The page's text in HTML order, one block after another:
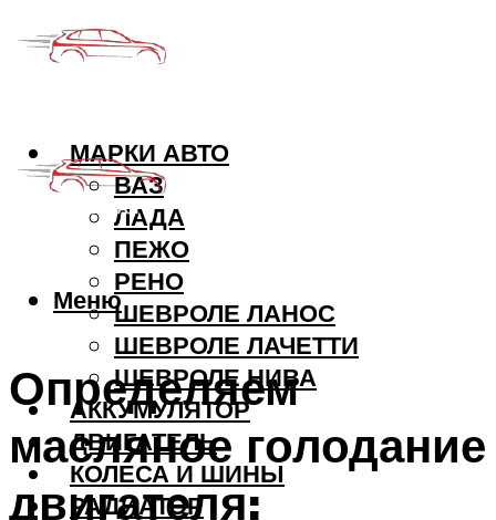
МАРКИ АВТО
ВАЗ
ЛАДА
ПЕЖО
РЕНО
ШЕВРОЛЕ ЛАНОС
ШЕВРОЛЕ ЛАЧЕТТИ
ШЕВРОЛЕ НИВА
АККУМУЛЯТОР
ДВИГАТЕЛЬ
КОЛЕСА И ШИНЫ
РАДИАТОР
Меню
Определяем
масляное голодание
двигателя: